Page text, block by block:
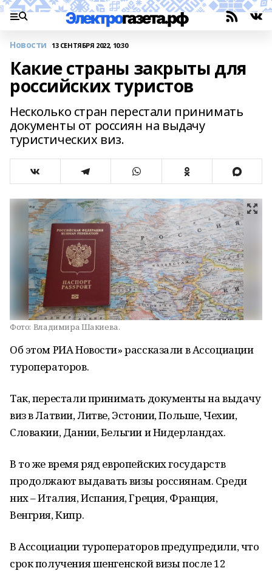
Новости 13 СЕНТЯБРЯ 2022, 10:30
Какие страны закрыты для
российских туристов
Несколько стран перестали принимать
документы от россиян на выдачу
туристических виз.
Фото: Владимира Шакиева.
Об этом РИА Новости» рассказали в Ассоциации
туроператоров.
Так, перестали принимать документы на выдачу
виз в Латвии, Литве, Эстонии, Польше, Чехии,
Словакии, Дании, Бельгии и Нидерландах.
В то же время ряд европейских государств
продолжают выдавать визы россиянам. Среди
них – Италия, Испания, Греция, Франция,
Венгрия, Кипр.
В Ассоциации туроператоров предупредили, что
срок получения шенгенской визы после 12